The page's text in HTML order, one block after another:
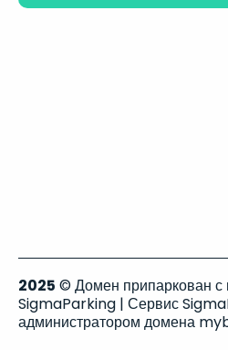
2025 © Домен припаркован
SigmaParking | Сервис
администратором домена